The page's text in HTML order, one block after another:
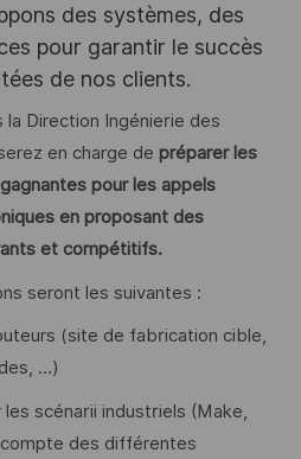
des systèmes, des
pour garantir le succès
de nos clients.
la Direction Ingénierie des
en charge de préparer les
pour les appels
en proposant des
et compétitifs.
seront les suivantes :
(site de fabrication cible,
…)
scénarii industriels (Make,
des différentes